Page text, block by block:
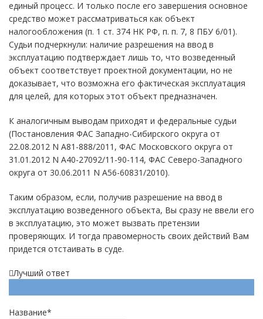
единый процесс. И только после его завершения основное
средство может рассматриваться как объект
налогообложения (п. 1 ст. 374 НК РФ, п. п. 7, 8 ПБУ 6/01).
Судьи подчеркнули: наличие разрешения на ввод в
эксплуатацию подтверждает лишь то, что возведенный
объект соответствует проектной документации, но не
доказывает, что возможна его фактическая эксплуатация
для целей, для которых этот объект предназначен.
К аналогичным выводам приходят и федеральные судьи
(Постановления ФАС Западно-Сибирского округа от
22.08.2012 N А81-888/2011, ФАС Московского округа от
31.01.2012 N А40-27092/11-90-114, ФАС Северо-Западного
округа от 30.06.2011 N А56-60831/2010).
Таким образом, если, получив разрешение на ввод в
эксплуатацию возведенного объекта, Вы сразу не ввели его
в эксплуатацию, это может вызвать претензии
проверяющих. И тогда правомерность своих действий Вам
придется отстаивать в суде.
Лучший ответ
Название*